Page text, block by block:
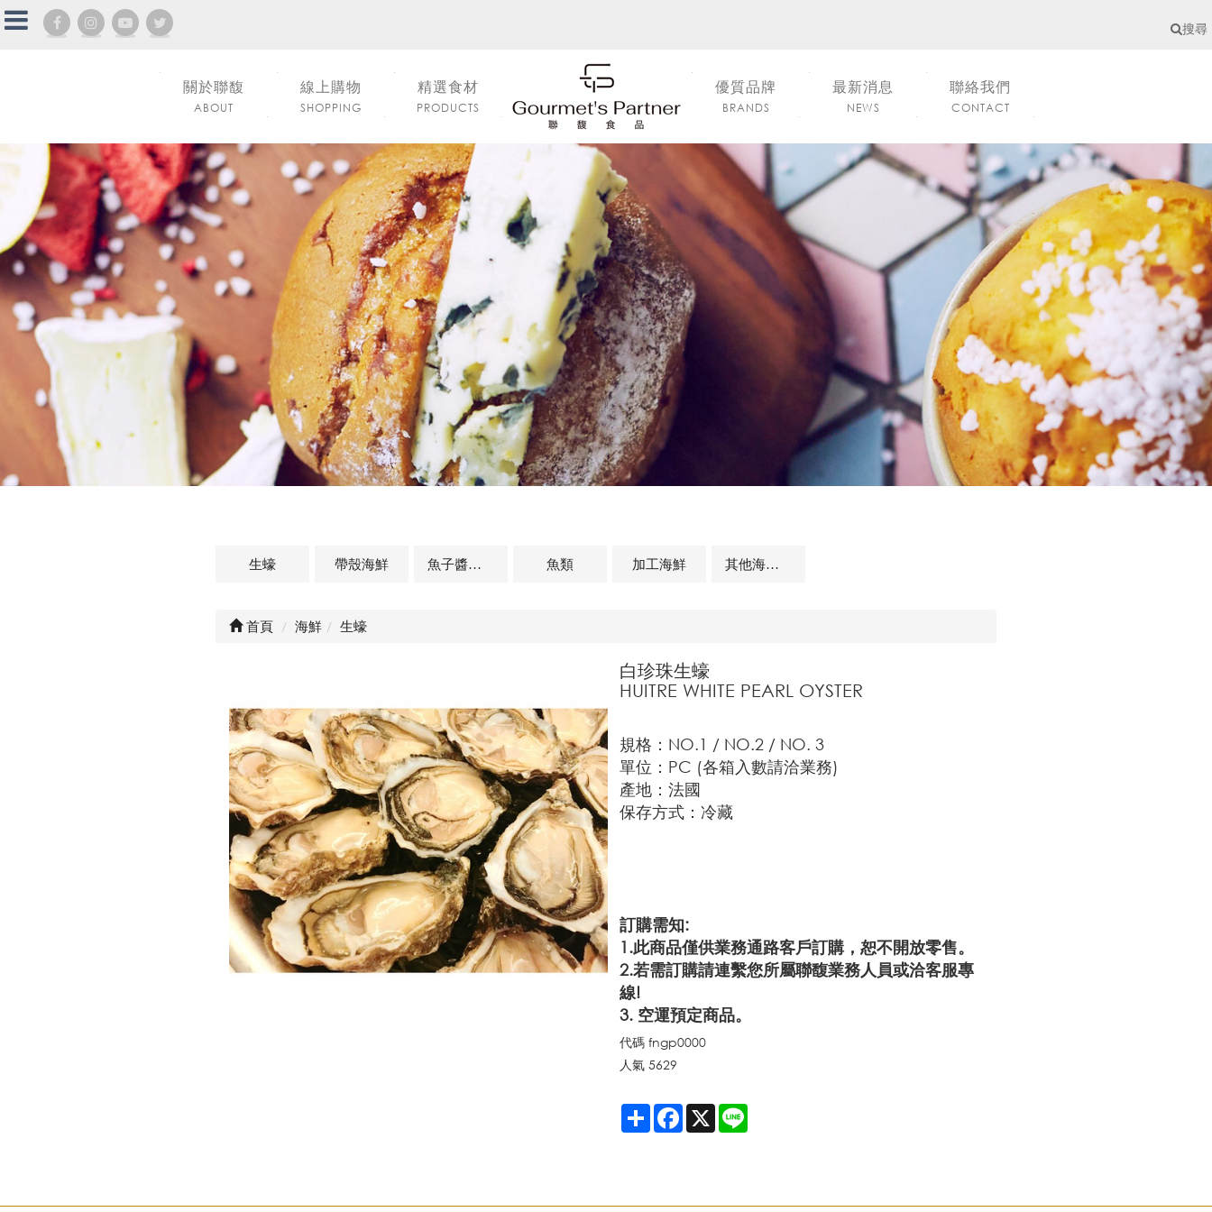
搜尋
關於聯馥
ABOUT
線上購物
SHOPPING
精選食材
PRODUCTS
優質品牌
BRANDS
最新消息
NEWS
聯絡我們
CONTACT
生蠔 帶殼海鮮 魚子醬及魚卵 魚類 加工海鮮 其他海鮮及相關商品
首頁 海鮮 生蠔
白珍珠生蠔
HUITRE WHITE PEARL OYSTER
規格：NO.1 / NO.2 / NO. 3
單位：PC (各箱入數請洽業務)
產地：法國
保存方式：冷藏
訂購需知:
1.此商品僅供業務通路客戶訂購，恕不開放零售。
2.若需訂購請連繫您所屬聯馥業務人員或洽客服專
線!
3. 空運預定商品。
代碼 fngp0000
人氣 5629
Share Facebook
X